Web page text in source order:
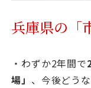
兵庫県の「
・わずか2年間で
場」 、今後どう